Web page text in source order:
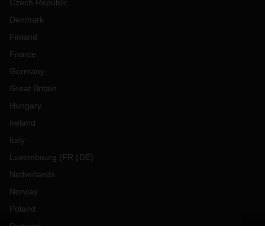
Czech Republic
Denmark
Finland
France
Germany
Great Britain
Hungary
Ireland
Italy
Luxembourg (FR DE)
Netherlands
Norway
Poland
Portugal